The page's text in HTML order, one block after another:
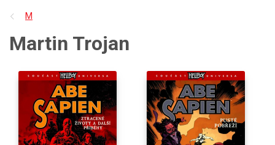
M
Martin Trojan